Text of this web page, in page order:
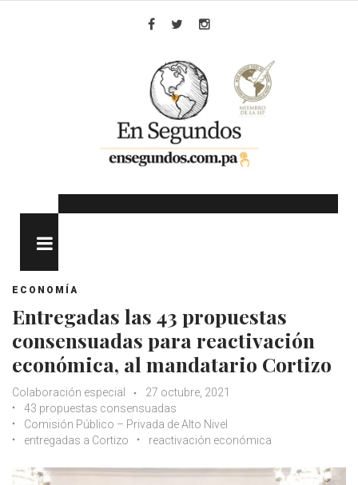
ECONOMÍA
Entregadas las 43 propuestas
consensuadas para reactivación
económica, al mandatario Cortizo
Colaboración especial
27 octubre, 2021
43 propuestas consensuadas
Comisión Público – Privada de Alto Nivel
entregadas a Cortizo
reactivación económica